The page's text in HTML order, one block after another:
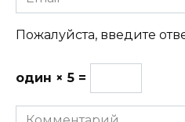
Пожалуйста, введите
один × 5 =
Комментарий